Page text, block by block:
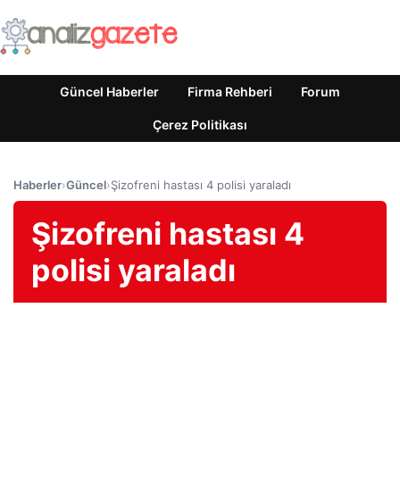
Güncel Haberler Firma Rehberi Forum
Çerez Politikası
Haberler›Güncel›Şizofreni hastası 4 polisi yaraladı
Şizofreni hastası 4
polisi yaraladı